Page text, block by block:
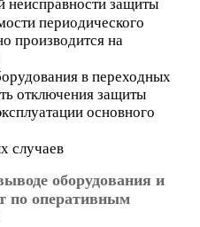
неисправности защиты
периодического
производится на
в переходных
отключения защиты
основного
случаев
оборудования и
по оперативным